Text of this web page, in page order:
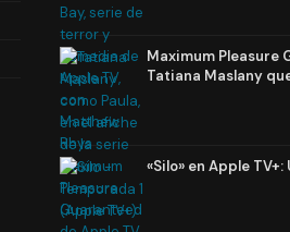
Maximum Pleasure
Tatiana Maslany
«Silo» en Apple